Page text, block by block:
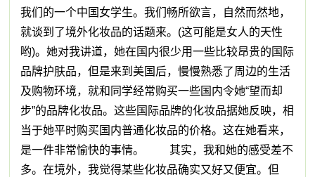
我们的一个中国女学生。我们畅所欲言，自然而然地，
就谈到了境外化妆品的话题来。(这可能是女人的天性
哟)。她对我讲道，她在国内很少用一些比较昂贵的国际
品牌护肤品，但是来到美国后，慢慢熟悉了周边的生活
及购物环境，就和同学经常购买一些国内令她“望而却
步”的品牌化妆品。这些国际品牌的化妆品据她反映，相
当于她平时购买国内普通化妆品的价格。这在她看来，
是一件非常愉快的事情。 其实，我和她的感受差不
多。在境外，我觉得某些化妆品确实又好又便宜。但